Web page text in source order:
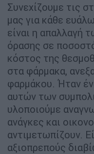
Συνεχίζουμε τις
μας για κάθε
είναι η απαλλαγή
όρασης σε
κόστος της
στα φάρμακα,
φαρμάκου. Ήταν
αυτών των
υλοποιούμε
ανάγκες και
αντιμετωπίζουν.
αξιοπρεπούς